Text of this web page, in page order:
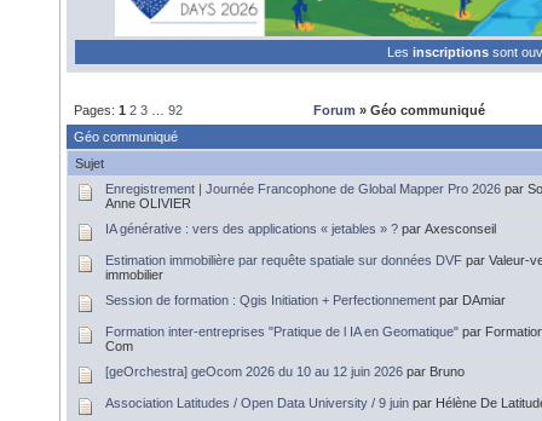
Les inscriptions sont
Pages: 1 2 3 92 Forum » Géo communiqué
Géo communiqué
Sujet
Enregistrement | Journée Francophone de Global Mapper Pro 2026 par
Anne OLIVIER
IA générative : vers des applications « jetables » ? par Axesconseil
Estimation immobilière par requête spatiale sur données DVF par Valeur-
immobilier
Session de formation : Qgis Initiation + Perfectionnement par DAmiar
Formation inter-entreprises "Pratique de l IA en Geomatique" par
Com
[geOrchestra] geOcom 2026 du 10 au 12 juin 2026 par Bruno
Association Latitudes / Open Data University / 9 juin par Hélène De